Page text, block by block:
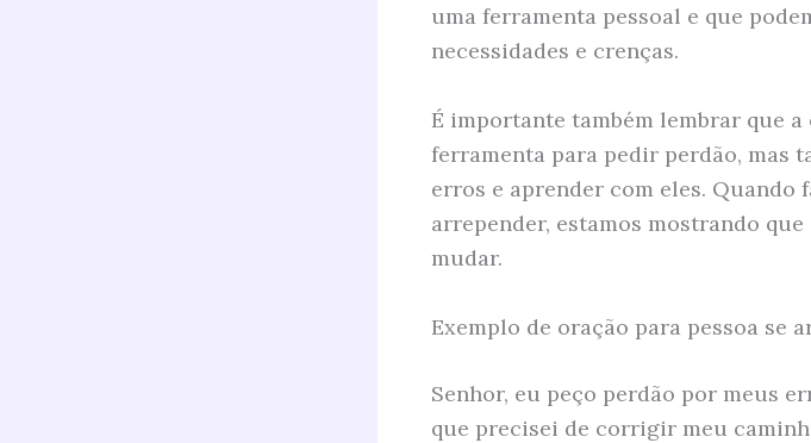
uma ferramenta pessoal e que
necessidades e crenças.
É importante também lembrar que a
ferramenta para pedir perdão, mas
erros e aprender com eles. Quando
arrepender, estamos mostrando
mudar.
Exemplo de oração para pessoa se
Senhor, eu peço perdão por meus
que precisei de corrigir meu